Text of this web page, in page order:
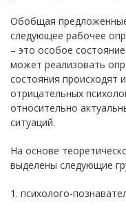
Обобщая
следующее рабочее
– это особое
может реализовать
состояния происходят
отрицательных
относительно
ситуаций.
На основе
выделены следующие
1. психолого-